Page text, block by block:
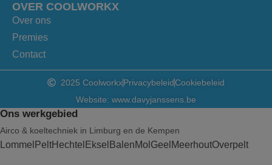
OVER COOLWORKX
Over ons
Premies
Contact
2025 CoolworkxPrivacybeleidCookiebeleid
Website: www.davyjanssens.be
Ons werkgebied
Airco & koeltechniek in Limburg en de Kempen
Lommel PeltHechtel Eksel BalenMol Geel MeerhoutOverpelt